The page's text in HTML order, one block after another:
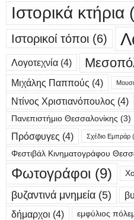
Ιστορικά κτήρια
Ιστορικοί τόποι (6)
Λογοτεχνία (4)
Μιχάλης Παππούς (4)
Ντίνος Χριστιανόπουλος (4)
Πανεπιστήμιο Θεσσαλονίκης (3)
Πρόσφυγες (4) Σχέδιο Εμπράρ
Φεστιβάλ Κινηματογράφου
Φωτογράφοι (9)
βυζαντινά μνημεία (5)
δήμαρχοι (4) εμφύλιος